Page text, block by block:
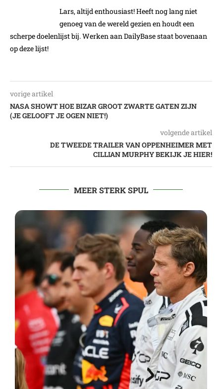
Lars, altijd enthousiast! Heeft nog lang niet
genoeg van de wereld gezien en houdt een
scherpe doelenlijst bij. Werken aan DailyBase staat bovenaan
op deze lijst!
vorige artikel
NASA SHOWT HOE BIZAR GROOT ZWARTE GATEN ZIJN
(JE GELOOFT JE OGEN NIET!)
volgende artikel
DE TWEEDE TRAILER VAN OPPENHEIMER MET
CILLIAN MURPHY BEKIJK JE HIER!
MEER STERK SPUL